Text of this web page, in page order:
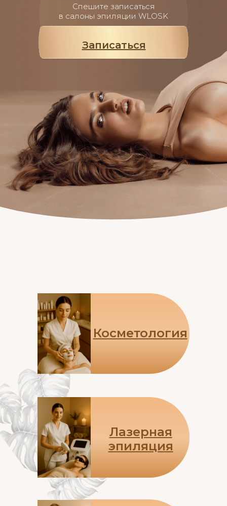
Записаться
Спешите записаться
в салоны эпиляции WLOSK
Лазерная
эпиляция
Косметология